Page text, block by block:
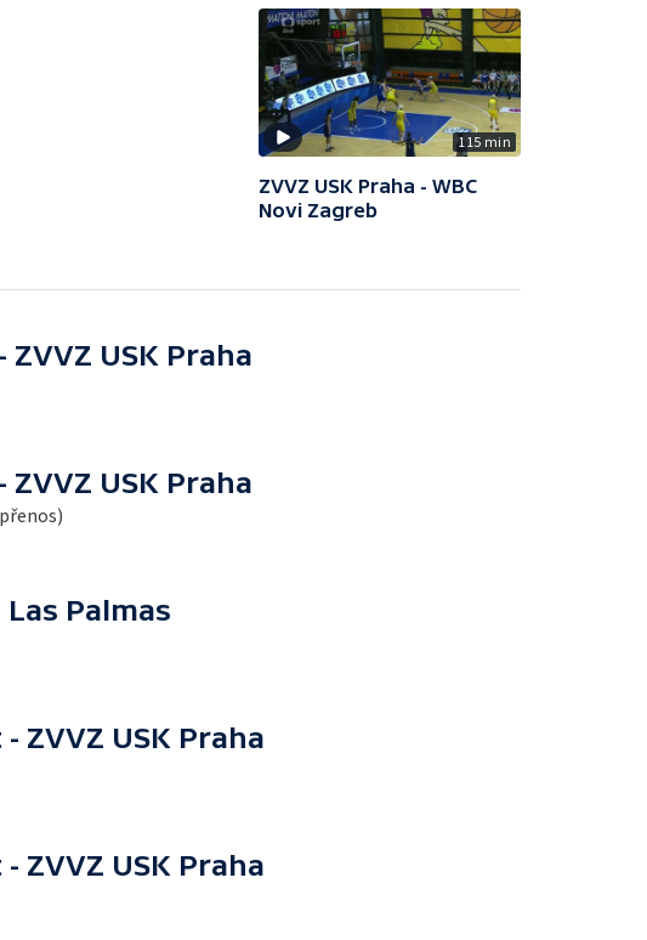
115 min
ZVVZ USK Praha - WBC
Novi Zagreb
USK Praha
USK Praha
Palmas
ZVVZ USK Praha
ZVVZ USK Praha